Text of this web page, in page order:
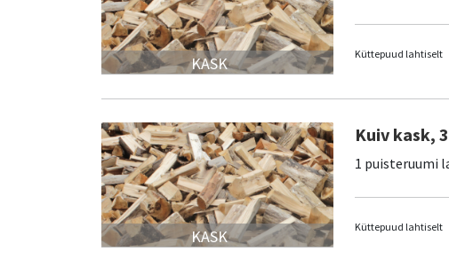
KASK Küttepuud lahtiselt
KASK
Kuiv kask,
1 puisteruumi
Küttepuud lahtiselt